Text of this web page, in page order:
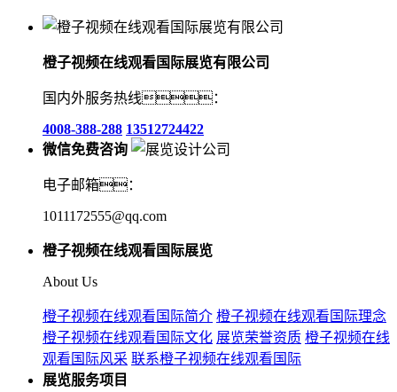
橙子视频在线观看国际展览有限公司
国内外服务热线：
4008-388-288 13512724422
微信免费咨询
电子邮箱：
1011172555@qq.com
橙子视频在线观看国际展览
About Us
橙子视频在线观看国际简介 橙子视频在线观看国际理念
橙子视频在线观看国际文化 展览荣誉资质 橙子视频在线
观看国际风采 联系橙子视频在线观看国际
展览服务项目